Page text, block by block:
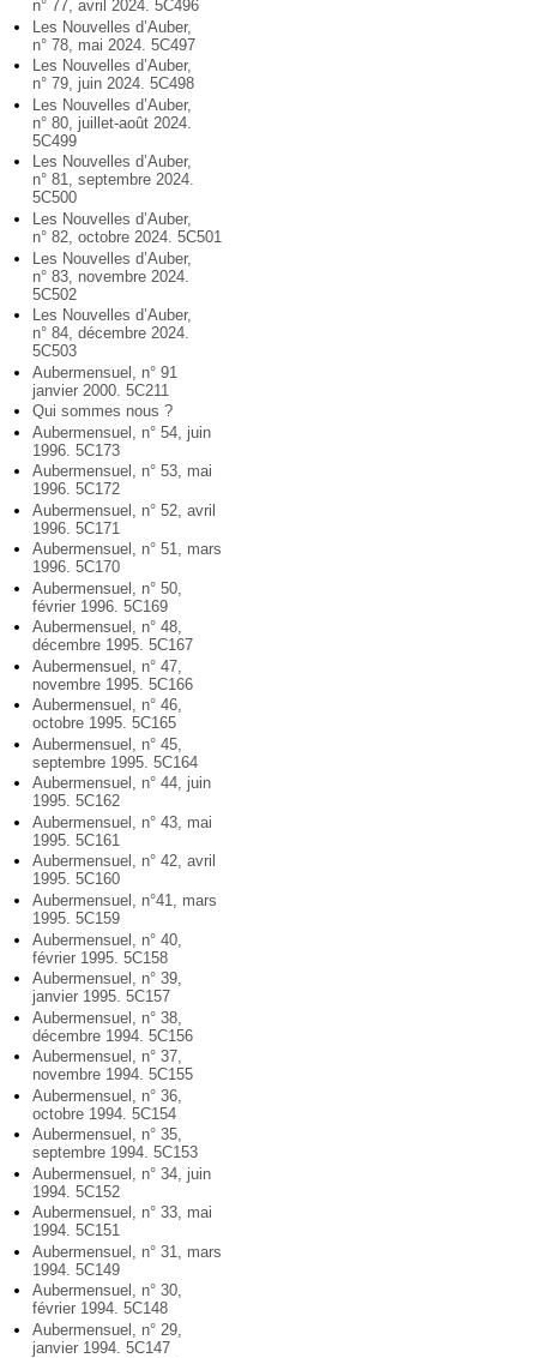
n° 77, avril 2024. 5C496
Les Nouvelles d’Auber,
n° 78, mai 2024. 5C497
Les Nouvelles d’Auber,
n° 79, juin 2024. 5C498
Les Nouvelles d’Auber,
n° 80, juillet-août 2024.
5C499
Les Nouvelles d’Auber,
n° 81, septembre 2024.
5C500
Les Nouvelles d’Auber,
n° 82, octobre 2024. 5C501
Les Nouvelles d’Auber,
n° 83, novembre 2024.
5C502
Les Nouvelles d’Auber,
n° 84, décembre 2024.
5C503
Aubermensuel, n° 91
janvier 2000. 5C211
Qui sommes nous ?
Aubermensuel, n° 54, juin
1996. 5C173
Aubermensuel, n° 53, mai
1996. 5C172
Aubermensuel, n° 52, avril
1996. 5C171
Aubermensuel, n° 51, mars
1996. 5C170
Aubermensuel, n° 50,
février 1996. 5C169
Aubermensuel, n° 48,
décembre 1995. 5C167
Aubermensuel, n° 47,
novembre 1995. 5C166
Aubermensuel, n° 46,
octobre 1995. 5C165
Aubermensuel, n° 45,
septembre 1995. 5C164
Aubermensuel, n° 44, juin
1995. 5C162
Aubermensuel, n° 43, mai
1995. 5C161
Aubermensuel, n° 42, avril
1995. 5C160
Aubermensuel, n°41, mars
1995. 5C159
Aubermensuel, n° 40,
février 1995. 5C158
Aubermensuel, n° 39,
janvier 1995. 5C157
Aubermensuel, n° 38,
décembre 1994. 5C156
Aubermensuel, n° 37,
novembre 1994. 5C155
Aubermensuel, n° 36,
octobre 1994. 5C154
Aubermensuel, n° 35,
septembre 1994. 5C153
Aubermensuel, n° 34, juin
1994. 5C152
Aubermensuel, n° 33, mai
1994. 5C151
Aubermensuel, n° 31, mars
1994. 5C149
Aubermensuel, n° 30,
février 1994. 5C148
Aubermensuel, n° 29,
janvier 1994. 5C147